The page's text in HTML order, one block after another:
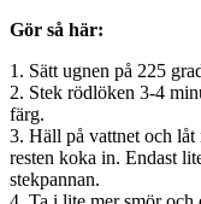
Gör så här:
1. Sätt ugnen på 225
2. Stek rödlöken 3-4
färg.
3. Häll på vattnet och låt
resten koka in. Endast
stekpannan.